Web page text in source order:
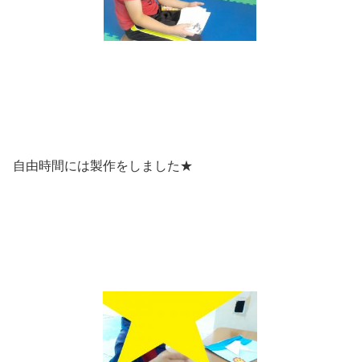
自由時間には製作をしました★